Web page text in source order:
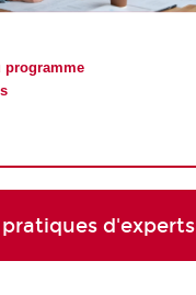
programme
d'experts